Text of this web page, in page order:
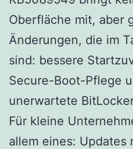
Oberfläche mit, aber
Änderungen, die im
sind: bessere
Secure-Boot-Pflege
unerwartete
Für kleine
allem eines: Updates